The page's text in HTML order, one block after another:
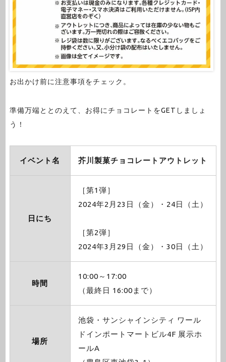
お出かけ前に注意事項をチェック。
準備万端ととのえて、お得にチョコレートをGETしましょ
う！
イベント名 芥川製菓チョコレートアウトレット
日にち
［第1弾］
2024年2月23日（金）・24日（土）
［第2弾］
2024年3月29日（金）・30日（土）
時間
10:00～17:00
（最終日 16:00まで）
場所
池袋・サンシャインシティ ワール
ドインポートマートビル4F 展示ホ
ールA